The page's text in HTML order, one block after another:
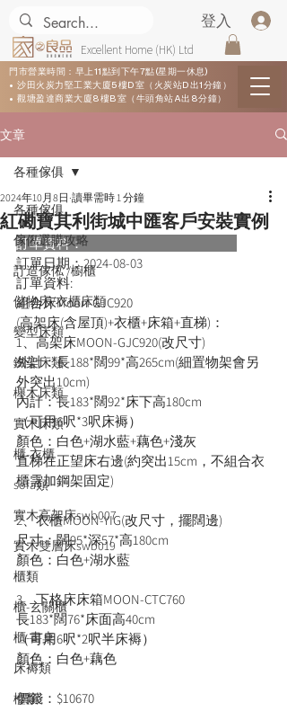
Excellent Home (HK) Ltd
登入
門市營業時間：早上11點到下午7點(星期一休息)
• 沙田火炭力堅工業大廈5樓D室（火炭站D出1分鐘）
• 觀塘盈達商業大廈8樓B室（牛頭角站A出8分鐘）
文章
各種傢俱
傢俬選購攻略
訂造傢俬 /櫥櫃
儲物床/衣櫃床類
變型床類
鐵架床類
櫸木床類
實木床類
櫃-衣櫃
sofa類
實木高架床swb007
實木雙層床swb019
櫃類
櫃-玄關櫃
櫃-書桌
床褥類
檯類
各種傢俱
紅磡寶其利街城中匯客戶安裝實例
2024年10月8日 讀畢需時 1 分鐘
訂單資料：
訂單日期：2024-08-03
訂單資料:
組合床Moon-GJC920
(高架床(含屋頂)+衣櫃+床箱+直梯)：
1、高架床MOON-GJC920(改尺寸)
外計：長188*闊99*高265cm(細置物架會另
外突出10cm)
內計：長183*闊92*床下高180cm
（可用6呎*3呎床褥）
顏色：白色+湖水藍+藕色+淺灰
直梯在正望床右邊(約突出15cm，不組合衣
櫃需加鋼架固定)
2、衣櫃MOON-YIG(改尺寸，擺闊邊)
尺寸：闊95*深57*高180cm
顏色：白色+湖水藍
3、下格床床箱MOON-CTC760
長183*闊76*床面高40cm
（可用6呎*2呎半床褥）
顏色：白色+藕色
價錢：$10670